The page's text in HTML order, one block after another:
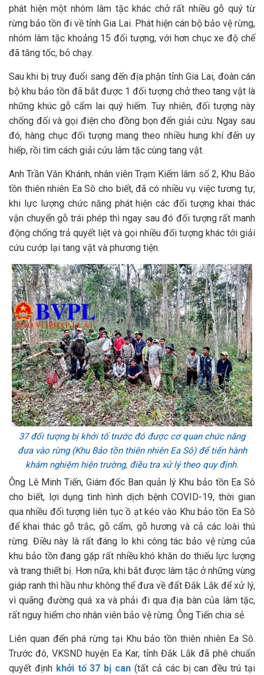
phát hiện một nhóm lâm tặc khác chở rất nhiều gỗ quý từ
rừng bảo tồn đi về tỉnh Gia Lai. Phát hiện cán bộ bảo vệ rừng,
nhóm lâm tặc khoảng 15 đối tượng, với hơn chục xe độ chế
đã tăng tốc, bỏ chạy.
Sau khi bị truy đuổi sang đến địa phận tỉnh Gia Lai, đoàn cán
bộ khu bảo tồn đã bắt được 1 đối tượng chở theo tang vật là
những khúc gỗ cẩm lai quý hiếm. Tuy nhiên, đối tượng này
chống đối và gọi điện cho đồng bọn đến giải cứu. Ngay sau
đó, hàng chục đối tượng mang theo nhiều hung khí đến uy
hiếp, rồi tìm cách giải cứu lâm tặc cùng tang vật.
Anh Trần Văn Khánh, nhân viên Trạm Kiểm lâm số 2, Khu Bảo
tồn thiên nhiên Ea Sô cho biết, đã có nhiều vụ việc tương tự,
khi lực lượng chức năng phát hiện các đối tượng khai thác
vận chuyển gỗ trái phép thì ngay sau đó đối tượng rất manh
động chống trả quyết liệt và gọi nhiều đối tượng khác tới giải
cứu cướp lại tang vật và phương tiện.
37 đối tượng bị khởi tố trước đó được cơ quan chức năng
đưa vào rừng (Khu Bảo tồn thiên nhiên Ea Sô) để tiến hành
khám nghiệm hiện trường, điều tra xử lý theo quy định.
Ông Lê Minh Tiến, Giám đốc Ban quản lý Khu bảo tồn Ea Sô
cho biết, lợi dụng tình hình dịch bệnh COVID-19, thời gian
qua nhiều đối tượng liên tục ồ ạt kéo vào Khu bảo tồn Ea Sô
để khai thác gỗ trắc, gỗ cẩm, gỗ hương và cả các loài thú
rừng. Điều này là rất đáng lo khi công tác bảo vệ rừng của
khu bảo tồn đang gặp rất nhiều khó khăn do thiếu lực lượng
và trang thiết bị. Hơn nữa, khi bắt được lâm tặc ở những vùng
giáp ranh thì hầu như không thể đưa về đất Đắk Lắk để xử lý,
vì quãng đường quá xa và phải đi qua địa bàn của lâm tặc,
rất nguy hiểm cho nhân viên bảo vệ rừng. Ông Tiến chia sẻ.
Liên quan đến phá rừng tại Khu bảo tồn thiên nhiên Ea Sô.
Trước đó, VKSND huyện Ea Kar, tỉnh Đắk Lắk đã phê chuẩn
quyết định khởi tố 37 bị can (tất cả các bị can đều trú tại